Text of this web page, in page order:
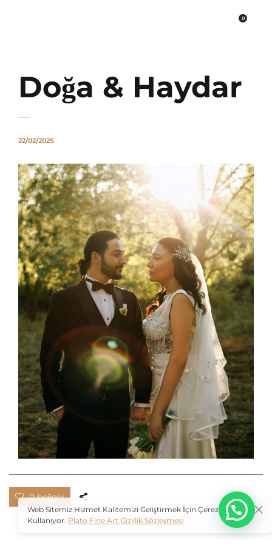
0
Doğa & Haydar
22/02/2025
0 beğeni
Web Sitemiz Hizmet Kalitemizi Geliştirmek İçin Çerezleri
Kullanıyor. Plato Fine Art Gizlilik Sözleşmesi